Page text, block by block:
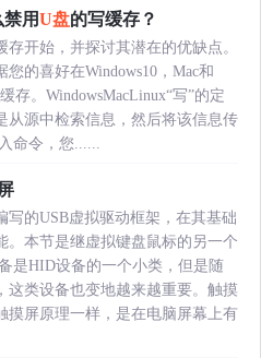
用U盘的写缓存？
开始，并探讨其潜在的优缺点。
的喜好在Windows10，Mac和
存。WindowsMacLinux“写”的定
从源中检索信息，然后将该信息传
命令，您......
的USB虚拟驱动框架，在其基础
。本节是继虚拟键盘鼠标的另一个
是HID设备的一个小类，但是随
这类设备也变地越来越重要。触摸
摸屏原理一样，是在电脑屏幕上有